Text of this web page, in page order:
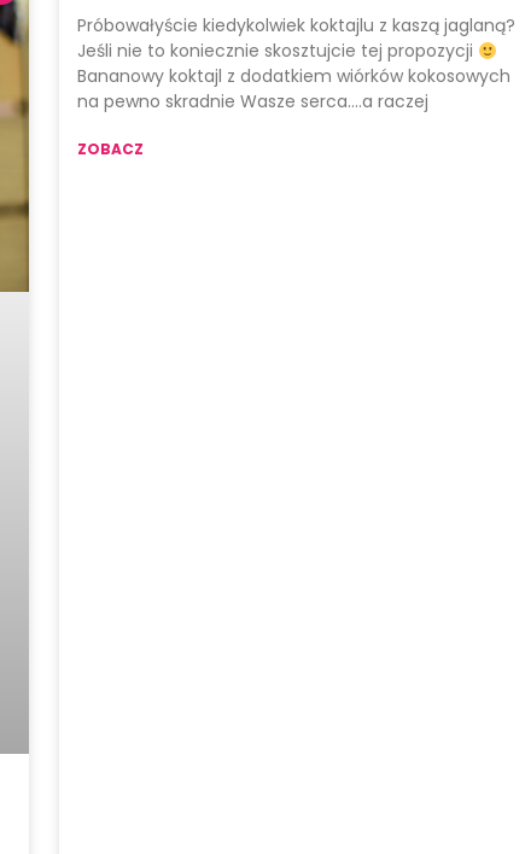
Próbowałyście kiedykolwiek koktajlu z kaszą jaglaną?
Jeśli nie to koniecznie skosztujcie tej propozycji
Bananowy koktajl z dodatkiem wiórków kokosowych
na pewno skradnie Wasze serca….a raczej
ZOBACZ